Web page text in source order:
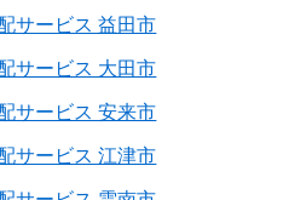
サービス 益田市
サービス 大田市
サービス 安来市
サービス 江津市